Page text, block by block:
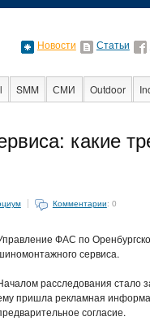
Новости Статьи
SMM СМИ Outdoor
какие
Комментарии: 0
ФАС по
сервиса.
расследования стало
пришла рекламная
согласие.